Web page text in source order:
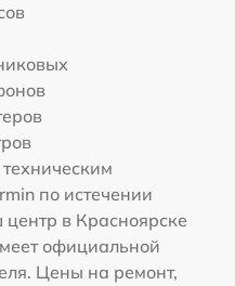
по истечении
в Красноярске
официальной
Цены на ремонт,